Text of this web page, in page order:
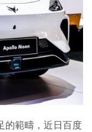
的範疇，近日百度